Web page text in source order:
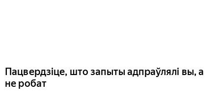
Пацвердзіце, што запыты адпраўлялі вы, а
не робат